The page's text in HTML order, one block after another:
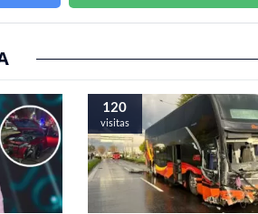
120
visitas